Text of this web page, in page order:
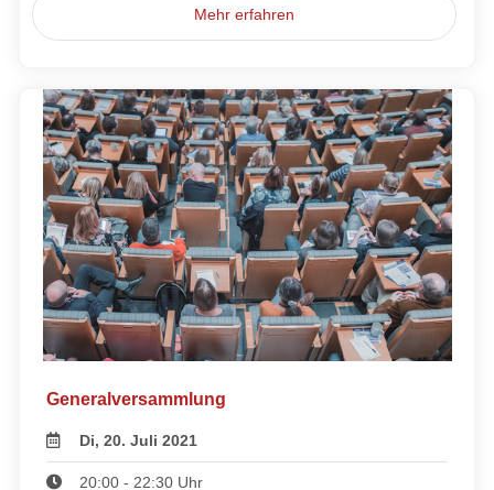
Mehr erfahren
Generalversammlung
Di, 20. Juli 2021
20:00 - 22:30 Uhr